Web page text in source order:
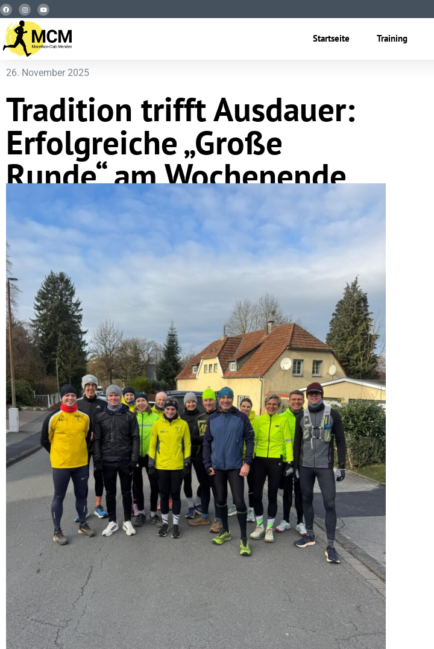
Startseite Training
26. November 2025
Tradition trifft Ausdauer:
Erfolgreiche „Große
Runde“ am Wochenende